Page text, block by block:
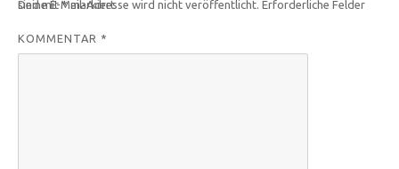
Deine E-Mail-Adresse wird nicht veröffentlicht.
Erforderliche Felder sind mit*markiert
KOMMENTAR *